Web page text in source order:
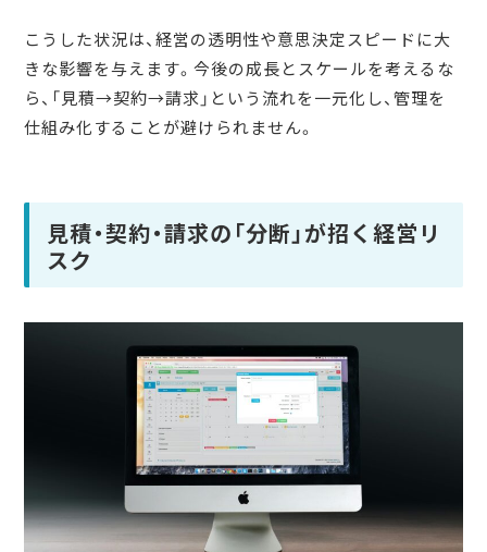
こうした状況は、経営の透明性や意思決定スピードに大
きな影響を与えます。今後の成長とスケールを考えるな
ら、「見積→契約→請求」という流れを一元化し、管理を
仕組み化することが避けられません。
見積・契約・請求の「分断」が招く経営リ
スク